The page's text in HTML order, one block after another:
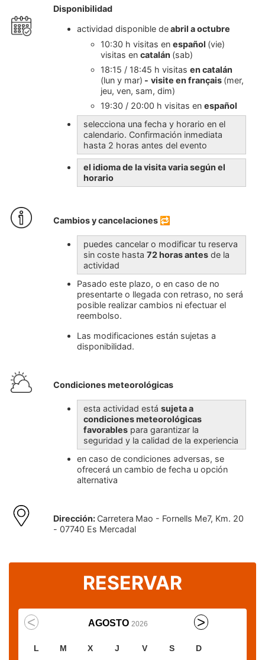
Disponibilidad
actividad disponible deabril a octubre
10:30 h visitas enespañol (vie)
visitas encatalán (sab)
18:15 / 18:45 h visitasen catalán
(lun y mar) - visite en français (mer,
jeu, ven, sam, dim)
19:30 / 20:00 h visitas enespañol
selecciona una fecha y horario en el
calendario. Confirmación inmediata
hasta 2 horas antes del evento
el idioma de la visita varia según el
horario
Cambios y cancelaciones 🔁
puedes cancelar o modificar tu reserva
sin coste hasta72 horas antes de la
actividad
Pasado este plazo, o en caso de no
presentarte o llegada con retraso, no será
posible realizar cambios ni efectuar el
reembolso.
Las modificaciones están sujetas a
disponibilidad.
Condiciones meteorológicas
esta actividad estásujeta a
condiciones meteorológicas
favorables para garantizar la
seguridad y la calidad de la experiencia
en caso de condiciones adversas, se
ofrecerá un cambio de fecha u opción
alternativa
Dirección: Carretera Mao - Fornells Me7, Km. 20
- 07740 Es Mercadal
RESERVAR
AGOSTO 2026
L M X J V S D